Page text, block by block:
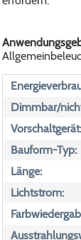
Dimmbar/
Vorschaltgerät:
Bauform-Typ:
Länge:
Lichtstrom: